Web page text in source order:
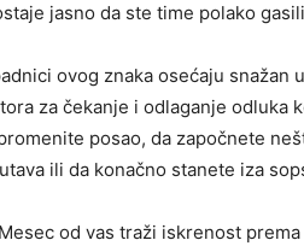
jasno da ste time polako
ovog znaka osećaju snažan
za čekanje i odlaganje odluka
posao, da započnete
ili da konačno stanete iza
od vas traži iskrenost